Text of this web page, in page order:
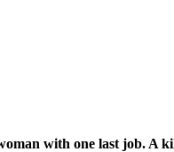
with one last job. A